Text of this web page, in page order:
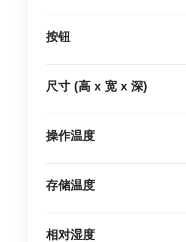
按钮
尺寸 (高 x 宽 x 深)
操作温度
存储温度
相对湿度